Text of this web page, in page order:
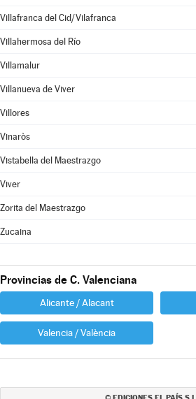
Villafranca del Cid/Vilafranca
Villahermosa del Río
Villamalur
Villanueva de Viver
Villores
Vinaròs
Vistabella del Maestrazgo
Viver
Zorita del Maestrazgo
Zucaina
Provincias de C. Valenciana
Alicante / Alacant
Valencia / València